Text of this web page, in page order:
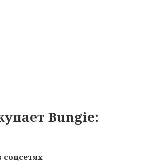
Bungie:
соцсетях